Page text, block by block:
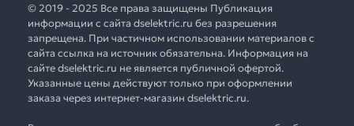
© 2019 - 2025 Все права защищены Публикация
информации с сайта dselektric.ru без разрешения
запрещена. При частичном использовании материалов с
сайта ссылка на источник обязательна. Информация на
сайте dselektric.ru не является публичной офертой.
Указанные цены действуют только при оформлении
заказа через интернет-магазин dselektric.ru.